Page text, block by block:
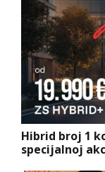
Hibrid broj 1
specijalnoj